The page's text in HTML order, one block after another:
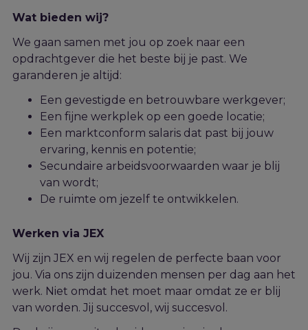
Wat bieden wij?
We gaan samen met jou op zoek naar een
opdrachtgever die het beste bij je past. We
garanderen je altijd:
Een gevestigde en betrouwbare werkgever;
Een fijne werkplek op een goede locatie;
Een marktconform salaris dat past bij jouw
ervaring, kennis en potentie;
Secundaire arbeidsvoorwaarden waar je blij
van wordt;
De ruimte om jezelf te ontwikkelen.
Werken via JEX
Wij zijn JEX en wij regelen de perfecte baan voor
jou. Via ons zijn duizenden mensen per dag aan het
werk. Niet omdat het moet maar omdat ze er blij
van worden. Jij succesvol, wij succesvol.